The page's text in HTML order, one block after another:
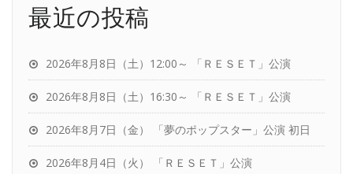
最近の投稿
2026年8月8日（土）12:00～ 「ＲＥＳＥＴ」公演
2026年8月8日（土）16:30～ 「ＲＥＳＥＴ」公演
2026年8月7日（金） 「夢のポップスター」公演 初日
2026年8月4日（火） 「ＲＥＳＥＴ」公演